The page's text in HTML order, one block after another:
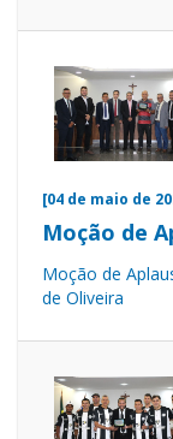
[04 de maio de
Moção de
Moção de
de Oliveira